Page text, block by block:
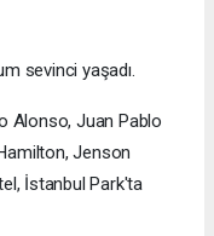
sevinci yaşadı.
Alonso, Juan Pablo
Jenson
İstanbul Park'ta